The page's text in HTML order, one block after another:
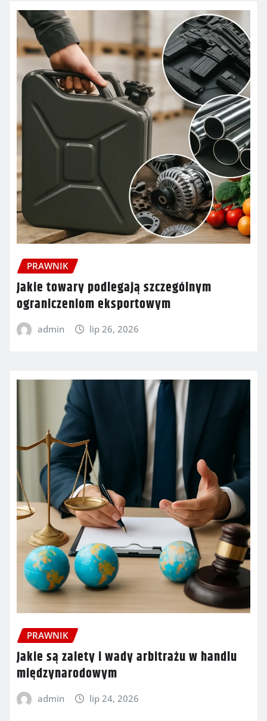
PRAWNIK
Jakie towary podlegają szczególnym
ograniczeniom eksportowym
admin lip 26, 2026
PRAWNIK
Jakie są zalety i wady arbitrażu w handlu
międzynarodowym
admin lip 24, 2026